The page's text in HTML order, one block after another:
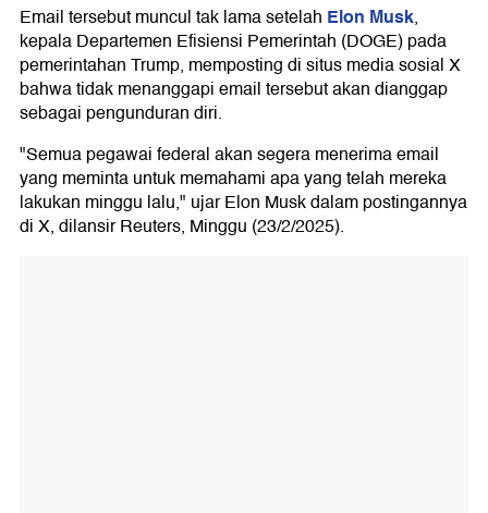
Email tersebut muncul tak lama setelah Elon Musk,
kepala Departemen Efisiensi Pemerintah (DOGE) pada
pemerintahan Trump, memposting di situs media sosial X
bahwa tidak menanggapi email tersebut akan dianggap
sebagai pengunduran diri.
"Semua pegawai federal akan segera menerima email
yang meminta untuk memahami apa yang telah mereka
lakukan minggu lalu," ujar Elon Musk dalam postingannya
di X, dilansir Reuters, Minggu (23/2/2025).